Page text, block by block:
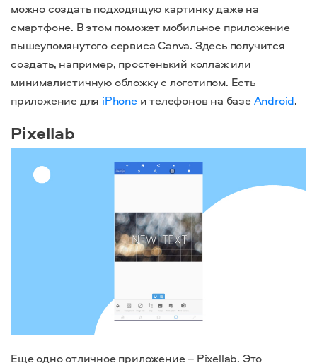
можно создать подходящую картинку даже на
смартфоне. В этом поможет мобильное приложение
вышеупомянутого сервиса Canva. Здесь получится
создать, например, простенький коллаж или
минималистичную обложку с логотипом. Есть
приложение для iPhoneи телефонов на базеAndroid.
Pixellab
Еще одно отличное приложение – Pixellab. Это